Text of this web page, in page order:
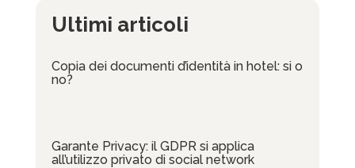
Ultimi articoli
Copia dei documenti d’identità in hotel: si o
no?
Garante Privacy: il GDPR si applica
all’utilizzo privato di social network